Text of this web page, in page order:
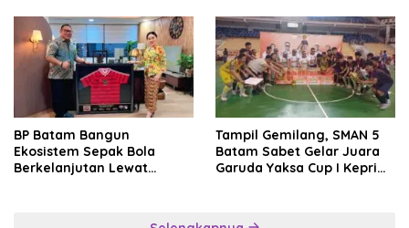
BP Batam Bangun
Ekosistem Sepak Bola
Berkelanjutan Lewat
Tampil Gemilang, SMAN 5
Batam Sabet Gelar Juara
Garuda Yaksa Cup I Kepri